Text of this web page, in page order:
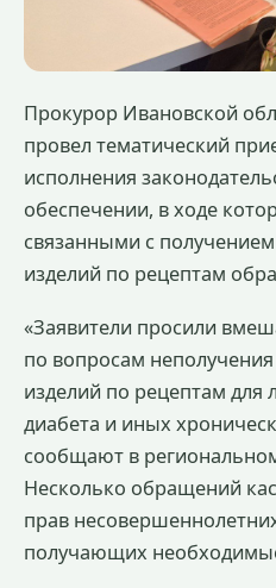
Прокурор Ивановской
провел тематический
исполнения
обеспечении, в ходе
связанными с
изделий по рецептам
«Заявители просили
по вопросам
изделий по рецептам для
диабета и иных
сообщают в
Несколько обращений
прав
получающих